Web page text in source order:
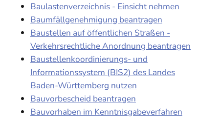
Baulastenverzeichnis - Einsicht nehmen
Baumfällgenehmigung beantragen
Baustellen auf öffentlichen Straßen -
Verkehrsrechtliche Anordnung beantragen
Baustellenkoordinierungs- und
Informationssystem (BIS2) des Landes
Baden-Württemberg nutzen
Bauvorbescheid beantragen
Bauvorhaben im Kenntnisgabeverfahren